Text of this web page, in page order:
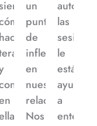
haciendo
un
punto
de
inflexión
en
nuestra
relación.
Nos
las
le
está
a